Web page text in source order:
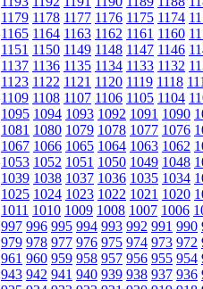
1179 1178 1177 1176 1175 1174
1165 1164 1163 1162 1161 1160
1151 1150 1149 1148 1147 1146
1137 1136 1135 1134 1133 1132
1123 1122 1121 1120 1119 1118
1109 1108 1107 1106 1105 1104
1095 1094 1093 1092 1091 1090
1081 1080 1079 1078 1077 1076
1067 1066 1065 1064 1063 1062
1053 1052 1051 1050 1049 1048
1039 1038 1037 1036 1035 1034
1025 1024 1023 1022 1021 1020
1011 1010 1009 1008 1007 1006
997 996 995 994 993 992 991 990
979 978 977 976 975 974 973 972
961 960 959 958 957 956 955 954
943 942 941 940 939 938 937 936